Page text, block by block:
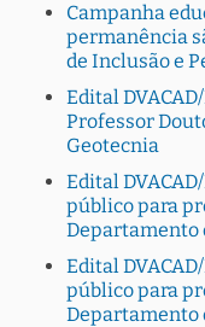
Campanha
permanência
de Inclusão e
Edital
Professor
Geotecnia
Edital
público para
Departamento
Edital
público para
Departamento